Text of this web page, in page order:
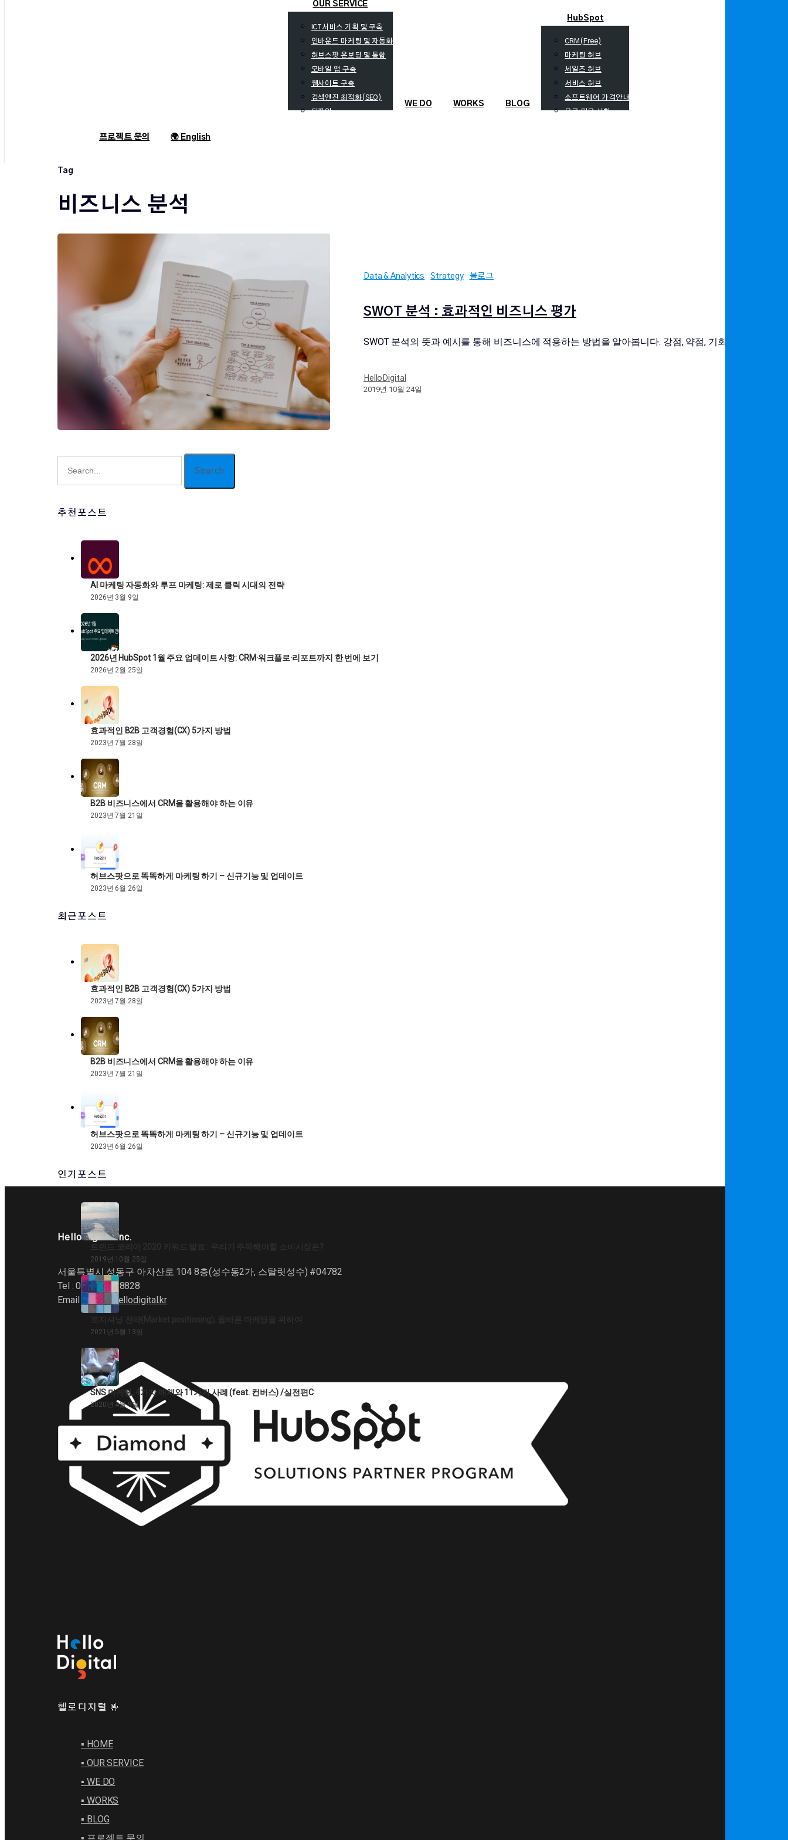
OUR SERVICE
ICT서비스 기획 및 구축
인바운드 마케팅 및 자동화
허브스팟 온보딩 및 통합
모바일 앱 구축
웹사이트 구축
검색엔진 최적화(SEO)
디자인
WE DO WORKS BLOG
HubSpot
CRM(Free)
마케팅 허브
세일즈 허브
서비스 허브
소프트웨어 가격안내
무료 데모 신청
프로젝트 문의 🌍 English
Tag
비즈니스 분석
Data & Analytics Strategy 블로그
SWOT 분석 : 효과적인 비즈니스 평가
SWOT 분석의 뜻과 예시를 통해 비즈니스에 적용하는 방법을 알아봅니다. 강점, 약점, 기회, 위협을 분석
HelloDigital
2019년 10월 24일
Search
추천포스트
AI 마케팅 자동화와 루프 마케팅: 제로 클릭 시대의 전략
2026년 3월 9일
2026년 HubSpot 1월 주요 업데이트 사항: CRM·워크플로·리포트까지 한 번에 보기
2026년 2월 25일
효과적인 B2B 고객경험(CX) 5가지 방법
2023년 7월 28일
B2B 비즈니스에서 CRM을 활용해야 하는 이유
2023년 7월 21일
허브스팟으로 똑똑하게 마케팅 하기 – 신규기능 및 업데이트
2023년 6월 26일
최근포스트
효과적인 B2B 고객경험(CX) 5가지 방법
2023년 7월 28일
B2B 비즈니스에서 CRM을 활용해야 하는 이유
2023년 7월 21일
허브스팟으로 똑똑하게 마케팅 하기 – 신규기능 및 업데이트
2023년 6월 26일
인기포스트
2019년 10월 25일
2021년 5월 13일
SNS 마케팅, 4가지 매체와 11가지 사례 (feat. 컨버스) /실전편C
2020년 4월 9일
HelloDigital Inc.
서울특별시 성동구 아차산로 104 8층(성수동2가, 스탈릿성수) #04782
Tel : 070-4243-8828
Email : hello@hellodigital.kr
헬로디지털 🤟
▪︎ HOME
▪︎ OUR SERVICE
▪︎ WE DO
▪︎ WORKS
▪︎ BLOG